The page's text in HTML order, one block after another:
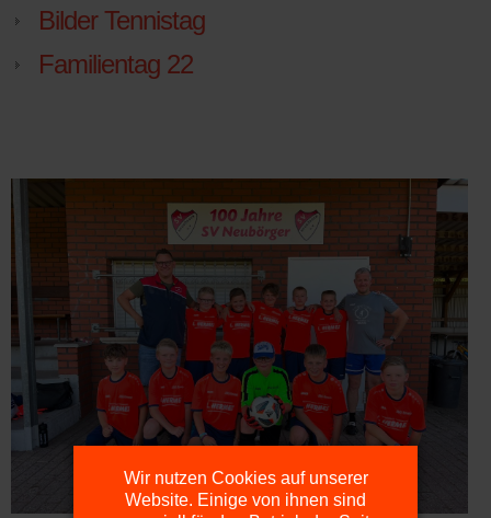
Bilder Tennistag
Familientag 22
Wir nutzen Cookies auf unserer
Website. Einige von ihnen sind